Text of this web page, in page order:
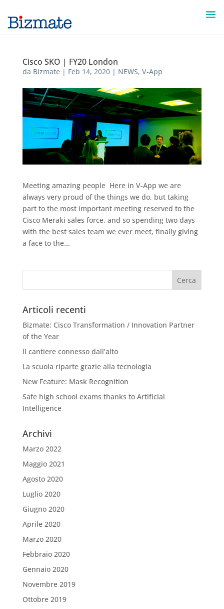
Cisco SKO | FY20 London
da Bizmate| Feb 14, 2020| NEWS, V-App
Meeting amazing people ​ Here in V-App we are
always very proud of the things we do, but taking
part to the most important meeting reserved to the
Cisco Meraki sales force, and so spending two days
with the best sales team we ever meet, finally giving
a face to the...
Articoli recenti
Bizmate: Cisco Transformation / Innovation Partner
of the Year
Il cantiere connesso dall’alto
La scuola riparte grazie alla tecnologia
New Feature: Mask Recognition
Safe high school exams thanks to Artificial
Intelligence
Archivi
Marzo 2022
Maggio 2021
Agosto 2020
Luglio 2020
Giugno 2020
Aprile 2020
Marzo 2020
Febbraio 2020
Gennaio 2020
Novembre 2019
Ottobre 2019